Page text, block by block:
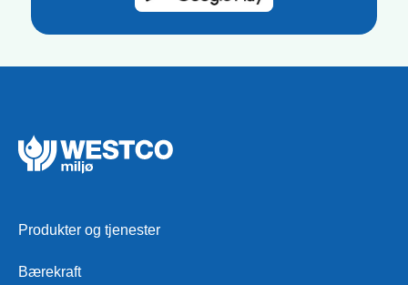
Produkter og tjenester
Bærekraft